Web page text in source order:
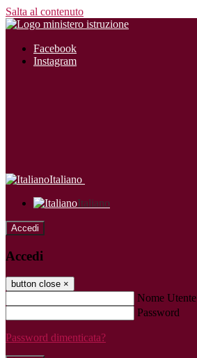
Salta al contenuto
Facebook
Instagram
Italiano
Italiano
Accedi
Accedi
button close ×
Nome Utente
Password
Password dimenticata?